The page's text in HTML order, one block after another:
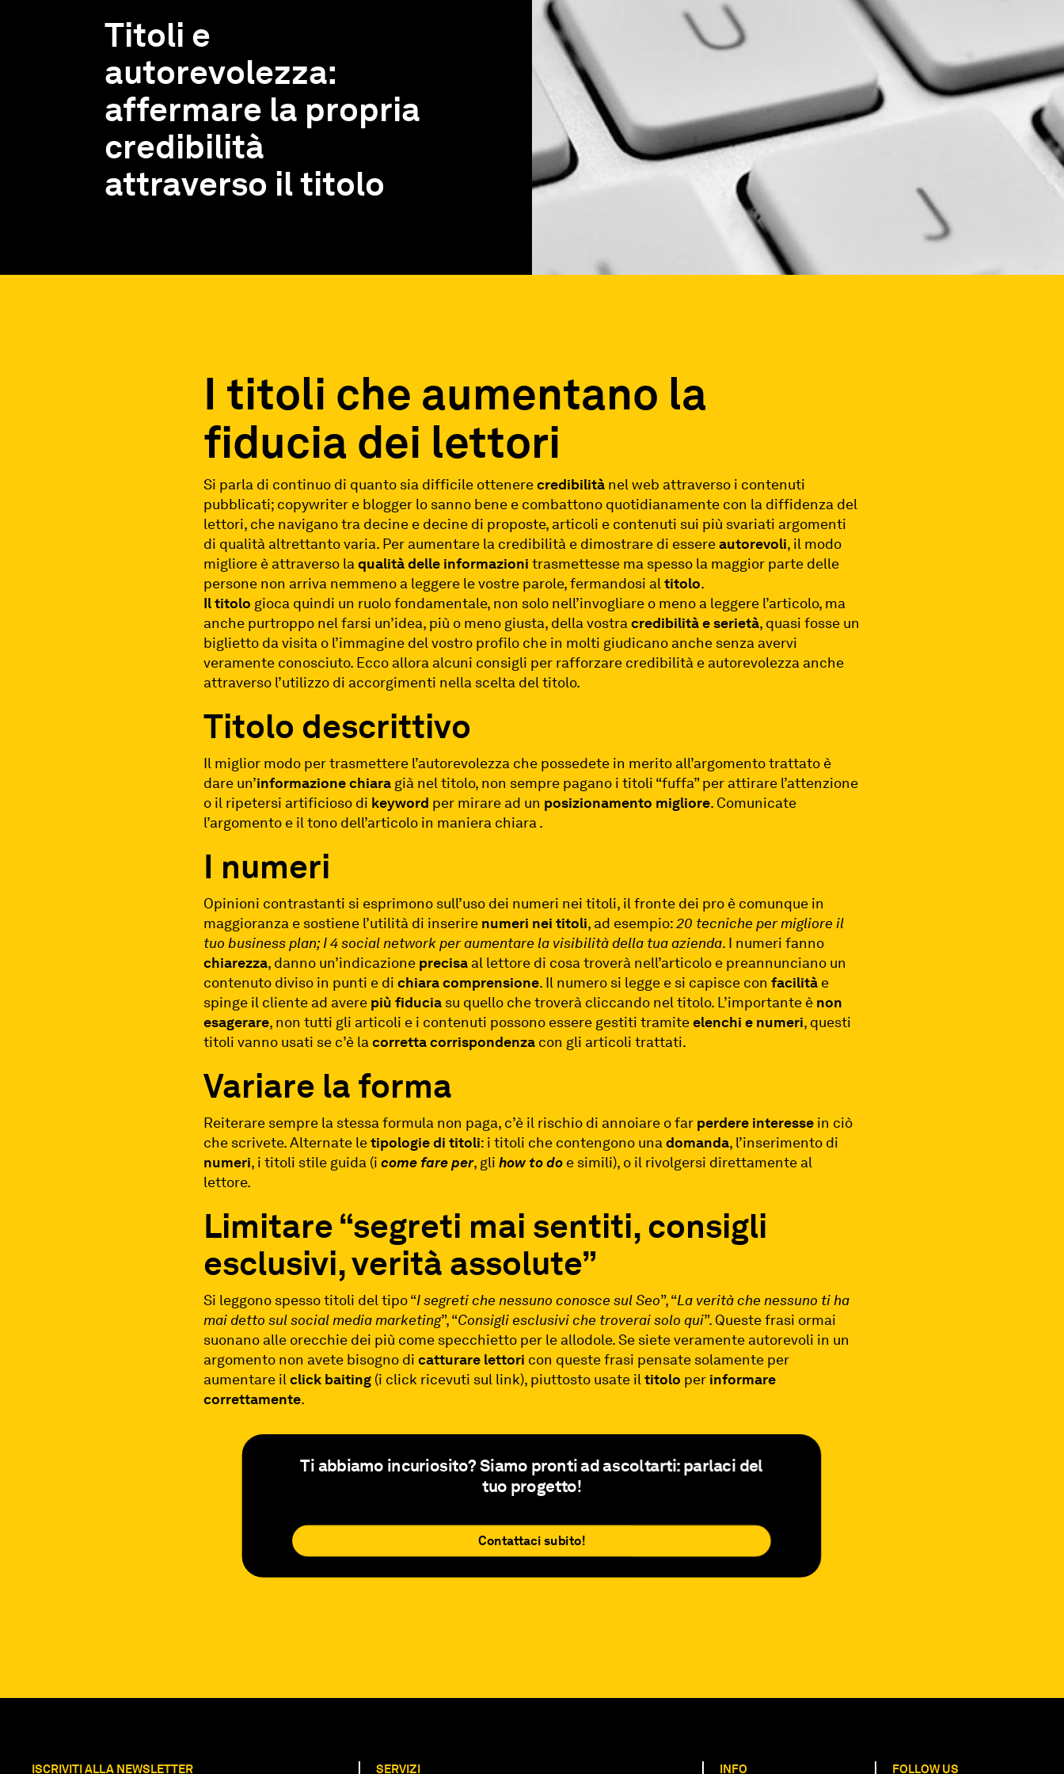
Titoli e
autorevolezza:
affermare la propria
credibilità
attraverso il titolo
I titoli che aumentano la
fiducia dei lettori
Si parla di continuo di quanto sia difficile ottenerecredibilità nel web attraverso i contenuti
pubblicati; copywriter e blogger lo sanno bene e combattono quotidianamente con la diffidenza del
lettori, che navigano tra decine e decine di proposte, articoli e contenuti sui più svariati argomenti
di qualità altrettanto varia. Per aumentare la credibilità e dimostrare di essereautorevoli, il modo
migliore è attraverso laqualità delle informazioni trasmettesse ma spesso la maggior parte delle
persone non arriva nemmeno a leggere le vostre parole, fermandosi altitolo.
Il titolo gioca quindi un ruolo fondamentale, non solo nell’invogliare o meno a leggere l’articolo, ma
anche purtroppo nel farsi un’idea, più o meno giusta, della vostracredibilità e serietà, quasi fosse un
biglietto da visita o l’immagine del vostro profilo che in molti giudicano anche senza avervi
veramente conosciuto. Ecco allora alcuni consigli per rafforzare credibilità e autorevolezza anche
attraverso l’utilizzo di accorgimenti nella scelta del titolo.
Titolo descrittivo
Il miglior modo per trasmettere l’autorevolezza che possedete in merito all’argomento trattato è
dare un’informazione chiara già nel titolo, non sempre pagano i titoli “fuffa” per attirare l’attenzione
o il ripetersi artificioso di keyword per mirare ad un posizionamento migliore. Comunicate
l’argomento e il tono dell’articolo in maniera chiara .
I numeri
Opinioni contrastanti si esprimono sull’uso dei numeri nei titoli, il fronte dei pro è comunque in
maggioranza e sostiene l’utilità di inserire numeri nei titoli, ad esempio:20 tecniche per migliore il
tuo business plan; I 4 social network per aumentare la visibilità della tua azienda. I numeri fanno
chiarezza, danno un’indicazione precisa al lettore di cosa troverà nell’articolo e preannunciano un
contenuto diviso in punti e dichiara comprensione. Il numero si legge e si capisce confacilità e
spinge il cliente ad avere più fiducia su quello che troverà cliccando nel titolo. L’importante è non
esagerare, non tutti gli articoli e i contenuti possono essere gestiti tramiteelenchi e numeri, questi
titoli vanno usati se c’è lacorretta corrispondenza con gli articoli trattati.
Variare la forma
Reiterare sempre la stessa formula non paga, c’è il rischio di annoiare o far perdere interesse in ciò
che scrivete. Alternate letipologie di titoli: i titoli che contengono unadomanda, l’inserimento di
numeri, i titoli stile guida (icome fare per, glihow to do e simili), o il rivolgersi direttamente al
lettore.
Limitare “segreti mai sentiti, consigli
esclusivi, verità assolute”
Si leggono spesso titoli del tipo “I segreti che nessuno conosce sul Seo”, “La verità che nessuno ti ha
mai detto sul social media marketing”, “Consigli esclusivi che troverai solo qui”. Queste frasi ormai
suonano alle orecchie dei più come specchietto per le allodole. Se siete veramente autorevoli in un
argomento non avete bisogno dicatturare lettori con queste frasi pensate solamente per
aumentare ilclick baiting (i click ricevuti sul link), piuttosto usate iltitolo per informare
correttamente.
Ti abbiamo incuriosito? Siamo pronti ad ascoltarti: parlaci del
tuo progetto!
Contattaci subito!
ISCRIVITI ALLA NEWSLETTER SERVIZI INFO FOLLOW US